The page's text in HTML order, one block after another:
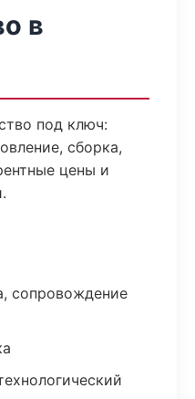
в
под ключ:
сборка,
цены и
сопровождение